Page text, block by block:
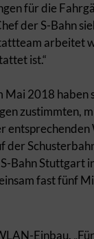
für die
der S-Bahn
arbeitet
ist.“
Mai 2018 haben
zustimmten,
der
Bahn Stuttgart
fast fünf
Einbau.